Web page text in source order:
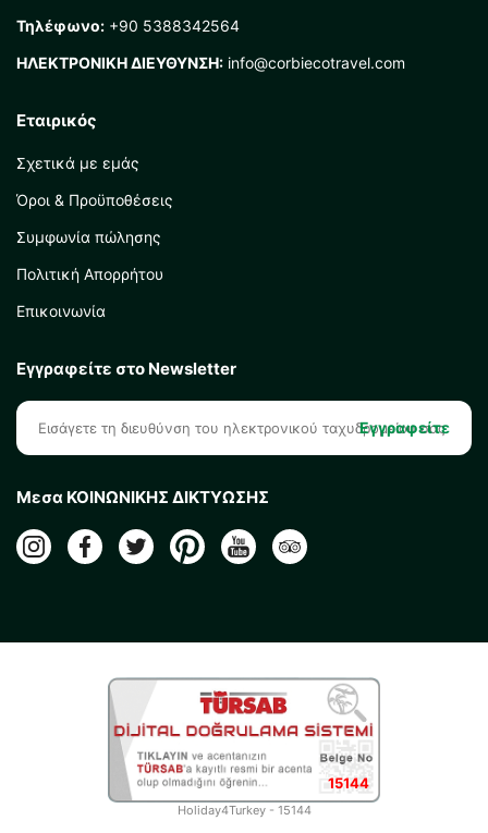
Τηλέφωνο: +90 5388342564
ΗΛΕΚΤΡΟΝΙΚΗ ΔΙΕΥΘΥΝΣΗ: info@corbiecotravel.com
Εταιρικός
Σχετικά με εμάς
Όροι & Προϋποθέσεις
Συμφωνία πώλησης
Πολιτική Απορρήτου
Επικοινωνία
Εγγραφείτε στο Newsletter
Εγγραφείτε
Μεσα ΚΟΙΝΩΝΙΚΗΣ ΔΙΚΤΥΩΣΗΣ
15144
Holiday4Turkey - 15144